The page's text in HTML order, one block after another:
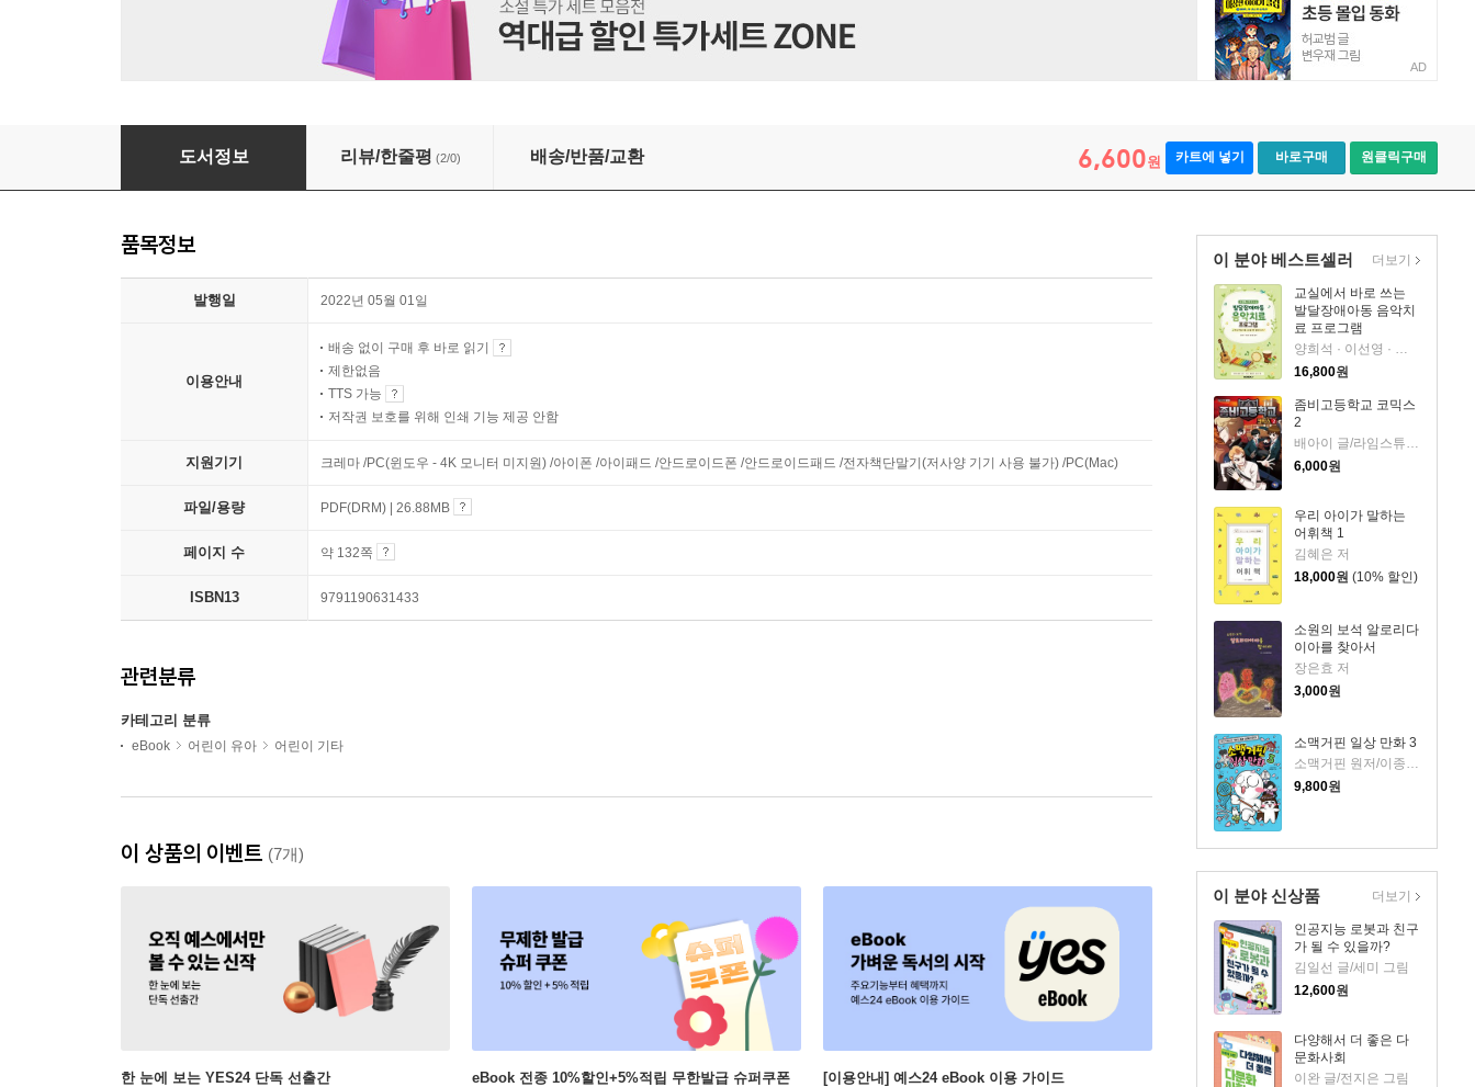
AD
지구환경구조대 대원이 되다
도서정보 리뷰/한줄평 (2/0) 배송/반품/교환 6,600원 카트에 넣기 바로구매 원클릭구매
이 분야 베스트셀러
교실에서 바로 쓰는
발달장애아동 음악치
료 프로그램
16,800원
좀비고등학교 코믹스
2
배아이 글/라임스튜디오 그림
6,000원
우리 아이가 말하는
어휘책 1
김혜은 저
18,000원 (10% 할인)
소원의 보석 알로리다
이아를 찾아서
장은효 저
3,000원
소맥거핀 일상 만화 3
소맥거핀 원저/이종혁 글그림/샌드박스네트워크 감수
9,800원
더보기
이 분야 신상품
인공지능 로봇과 친구
가 될 수 있을까?
김일선 글/세미 그림
12,600원
다양해서 더 좋은 다
문화사회
이완 글/전지은 그림
더보기
품목정보
발행일 2022년 05월 01일
이용안내
배송 없이 구매 후 바로 읽기
제한없음
TTS 가능
저작권 보호를 위해 인쇄 기능 제공 안함
지원기기 크레마 /PC(윈도우 - 4K 모니터 미지원) /아이폰 /아이패드 /안드로이드폰 /안드로이드패드 /전자책단말기(저사양 기기 사용 불가) /PC(Mac)
파일/용량 PDF(DRM) | 26.88MB
페이지 수 약 132쪽
ISBN13 9791190631433
관련분류
카테고리 분류
eBook 어린이 유아 어린이 기타
이 상품의 이벤트 (7개)
한 눈에 보는 YES24 단독 선출간 eBook 전종 10%할인+5%적립 무한발급 슈퍼쿠폰 [이용안내] 예스24 eBook 이용 가이드